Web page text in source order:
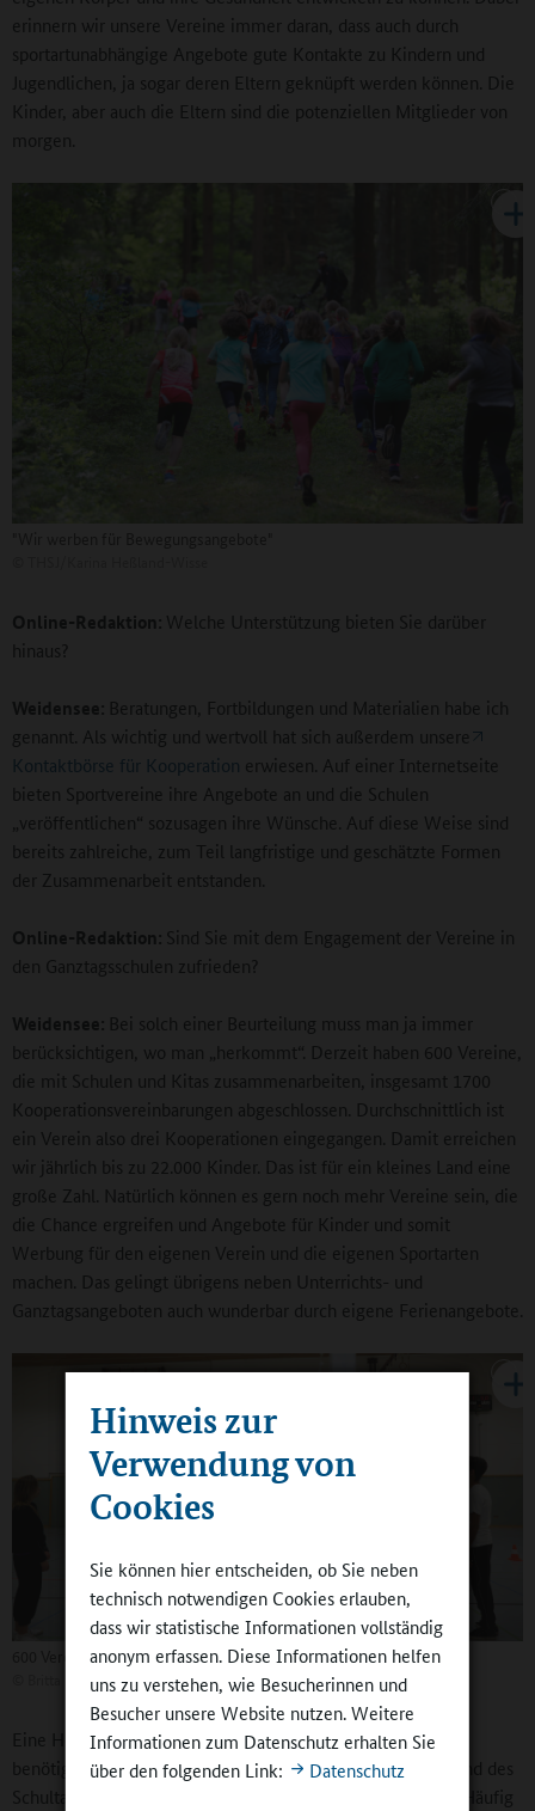
Hinweis zur
Verwendung von
Cookies
Sie können hier entscheiden, ob Sie neben
technisch notwendigen Cookies erlauben,
dass wir statistische Informationen vollständig
anonym erfassen. Diese Informationen helfen
uns zu verstehen, wie Besucherinnen und
Besucher unsere Website nutzen. Weitere
Informationen zum Datenschutz erhalten Sie
über den folgenden Link:
Datenschutz
erinnern wir unsere Vereine immer daran, dass auch durch
sportartunabhängige Angebote gute Kontakte zu Kindern und
Jugendlichen, ja sogar deren Eltern geknüpft werden können. Die
Kinder, aber auch die Eltern sind die potenziellen Mitglieder von
morgen.
Online-Redaktion: Welche Unterstützung bieten Sie darüber
hinaus?
Weidensee: Beratungen, Fortbildungen und Materialien habe ich
genannt. Als wichtig und wertvoll hat sich außerdem unsere
Kontaktbörse für Kooperation erwiesen. Auf einer Internetseite
bieten Sportvereine ihre Angebote an und die Schulen
„veröffentlichen“ sozusagen ihre Wünsche. Auf diese Weise sind
bereits zahlreiche, zum Teil langfristige und geschätzte Formen
der Zusammenarbeit entstanden.
Online-Redaktion:
Sind Sie mit dem Engagement der Vereine in
den Ganztagsschulen zufrieden?
Weidensee: Bei solch einer Beurteilung muss man ja immer
berücksichtigen, wo man „herkommt“. Derzeit haben 600 Vereine,
die mit Schulen und Kitas zusammenarbeiten, insgesamt 1700
Kooperationsvereinbarungen abgeschlossen. Durchschnittlich ist
ein Verein also drei Kooperationen eingegangen. Damit erreichen
wir jährlich bis zu 22.000 Kinder. Das ist für ein kleines Land eine
große Zahl. Natürlich können es gern noch mehr Vereine sein, die
die Chance ergreifen und Angebote für Kinder und somit
Werbung für den eigenen Verein und die eigenen Sportarten
machen. Das gelingt übrigens neben Unterrichts- und
Ganztagsangeboten auch wunderbar durch eigene Ferienangebote.
600 Vereine haben 1700 Kooperationsvereinbarungen
Britta Hüning
Eine Herausforderung ist für die Vereine das Personal. Sie
benötigen qualifizierte Trainerinnen und Trainer, die während des
Schultages auch über freie zeitliche Kapazitäten verfügen. Häufig